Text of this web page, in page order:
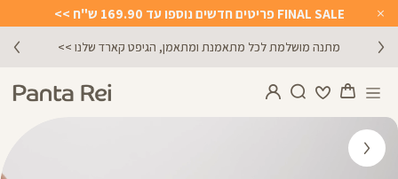
Close
Timer
FINAL SALE פריטים חדשים נוספו עד 169.90 ש"ח >>
מתנה מושלמת לכל מתאמנת ומתאמן, הגיפט קארד שלנו >>